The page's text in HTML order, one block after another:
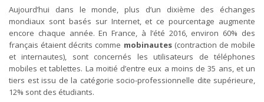
Aujourd’hui dans le monde, plus d’un dixième des échanges
mondiaux sont basés sur Internet, et ce pourcentage augmente
encore chaque année. En France, à l’été 2016, environ 60% des
français étaient décrits comme mobinautes (contraction de mobile
et internautes), sont concernés les utilisateurs de téléphones
mobiles et tablettes. La moitié d’entre eux a moins de 35 ans, et un
tiers est issu de la catégorie socio-professionnelle dite supérieure,
12% sont des étudiants.